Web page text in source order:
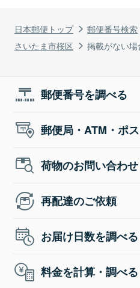
日本郵便トップ 郵便番号検索
さいたま市桜区
掲載がない場
郵便番号を調べる
郵便局・ATM・ポ
荷物のお問い合わせ
再配達のご依頼
お届け日数を調べる
料金を計算・調べる